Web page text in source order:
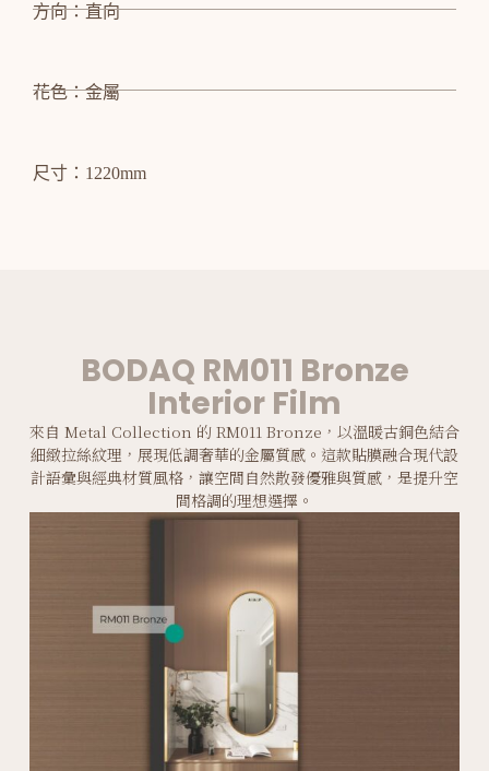
方向：直向
花色：金屬
尺寸：1220mm
BODAQ RM011 Bronze
Interior Film
來自 Metal Collection 的 RM011 Bronze，以溫暖古銅色結合
細緻拉絲紋理，展現低調奢華的金屬質感。這款貼膜融合現代設
計語彙與經典材質風格，讓空間自然散發優雅與質感，是提升空
間格調的理想選擇。